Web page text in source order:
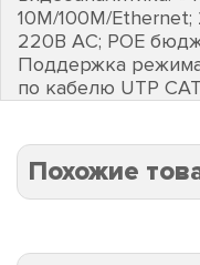
10M/100M/Ethernet;
220В АC; POE
Поддержка
по кабелю UTP
Похожие